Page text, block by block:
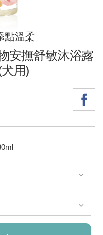
點溫柔
安撫舒敏沐浴露
用)